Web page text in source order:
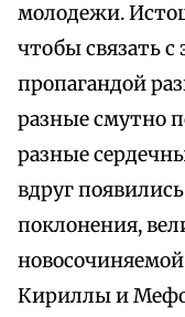
молодежи.
чтобы связать
пропагандой
разные смутно
разные
вдруг
поклонения,
Кириллы и